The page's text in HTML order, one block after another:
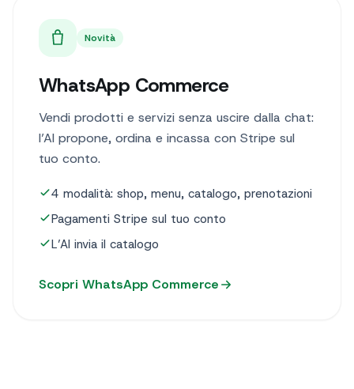
Novità
WhatsApp Commerce
Vendi prodotti e servizi senza uscire dalla chat:
l’AI propone, ordina e incassa con Stripe sul
tuo conto.
4 modalità: shop, menu, catalogo, prenotazioni
Pagamenti Stripe sul tuo conto
L’AI invia il catalogo
Scopri WhatsApp Commerce